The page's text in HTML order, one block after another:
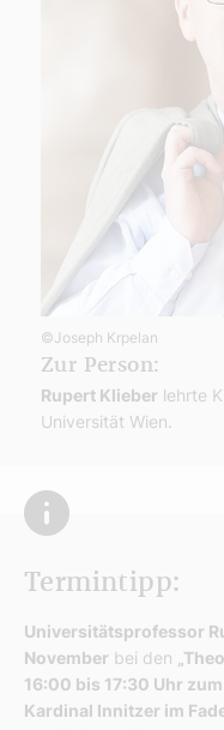
©Joseph Krpelan
Zur Person:
Rupert Klieber lehrte
Universität Wien.
Termintipp:
Universitätsprofessor
November bei den
16:00 bis 17:30 Uhr
Kardinal Innitzer im